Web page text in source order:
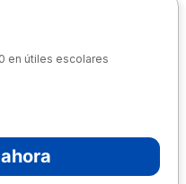
en útiles escolares